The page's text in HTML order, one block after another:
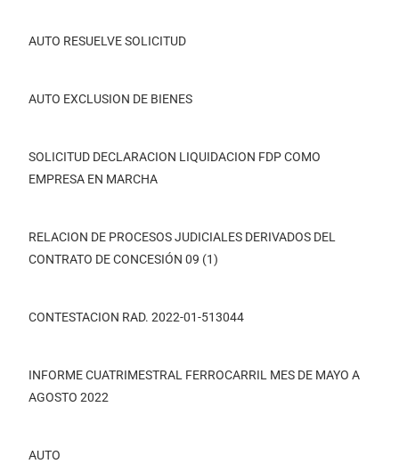
AUTO RESUELVE SOLICITUD
AUTO EXCLUSION DE BIENES
SOLICITUD DECLARACION LIQUIDACION FDP COMO
EMPRESA EN MARCHA
RELACION DE PROCESOS JUDICIALES DERIVADOS DEL
CONTRATO DE CONCESIÓN 09 (1)
CONTESTACION RAD. 2022-01-513044
INFORME CUATRIMESTRAL FERROCARRIL MES DE MAYO A
AGOSTO 2022
AUTO